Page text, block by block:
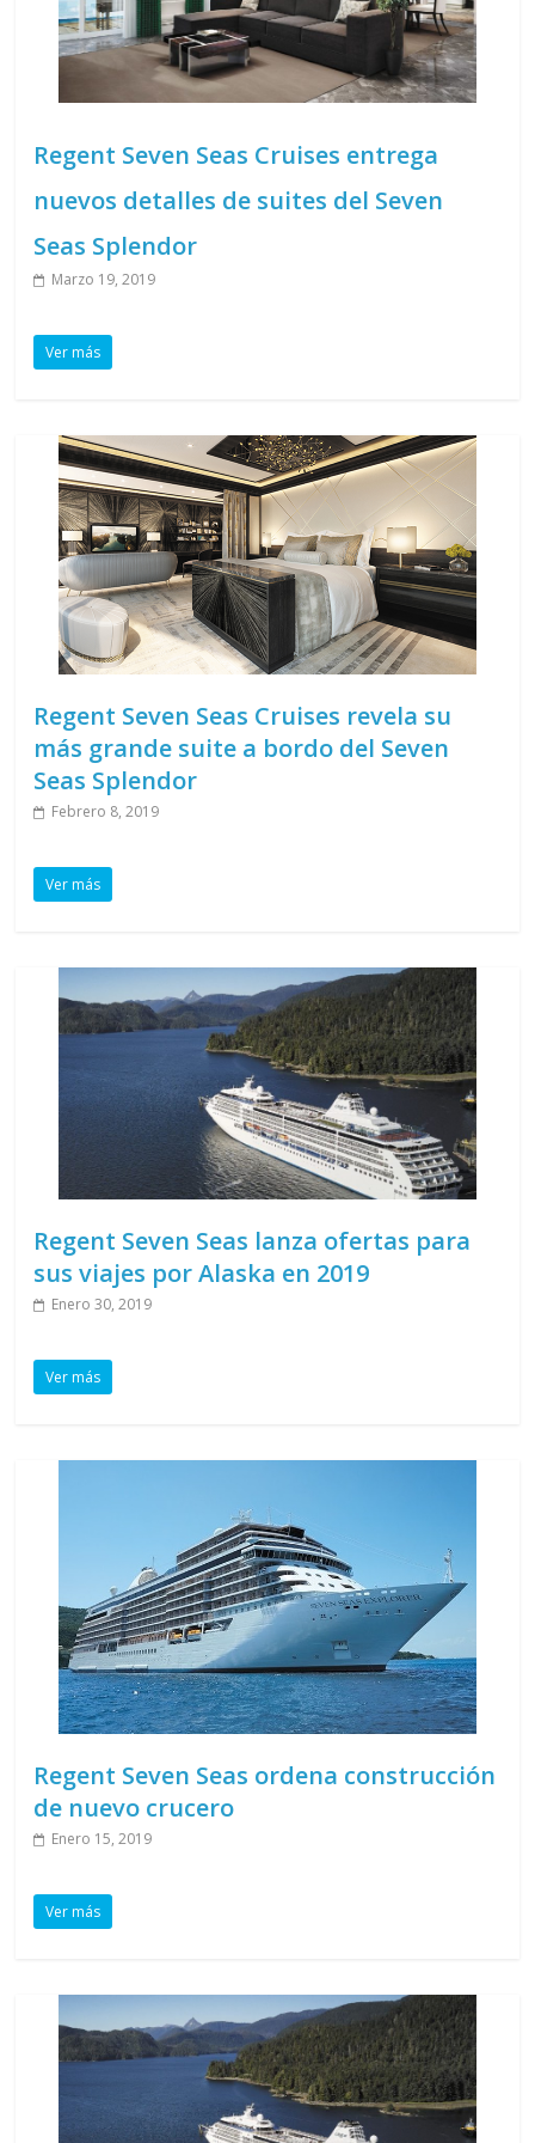
Regent Seven Seas Cruises entrega
nuevos detalles de suites del Seven
Seas Splendor
Marzo 19, 2019
Ver más
Regent Seven Seas Cruises revela su
más grande suite a bordo del Seven
Seas Splendor
Febrero 8, 2019
Ver más
Regent Seven Seas lanza ofertas para
sus viajes por Alaska en 2019
Enero 30, 2019
Ver más
Regent Seven Seas ordena construcción
de nuevo crucero
Enero 15, 2019
Ver más